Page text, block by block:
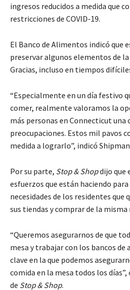
ingresos reducidos a medida que
restricciones de COVID-19.
El Banco de Alimentos indicó que
preservar algunos elementos de
Gracias, incluso en tiempos
“Especialmente en un día festivo
comer, realmente valoramos la
más personas en Connecticut una
preocupaciones. Estos mil pavos
medida a lograrlo”, indicó
Por su parte, Stop & Shopdijo que
esfuerzos que están haciendo
necesidades de los residentes que
sus tiendas y comprar de la misma
“Queremos asegurarnos de que
mesa y trabajar con los bancos
clave en la que podemos
comida en la mesa todos los
de Stop & Shop.